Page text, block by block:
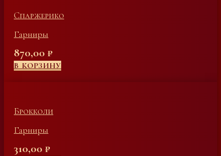
Спаржерико
Гарниры
870,00 ₽
В КОРЗИНУ
Брокколи
Гарниры
310,00 ₽